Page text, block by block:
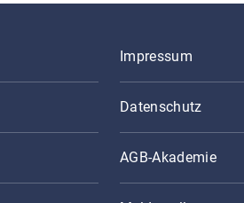
Impressum
Datenschutz
AGB-Akademie